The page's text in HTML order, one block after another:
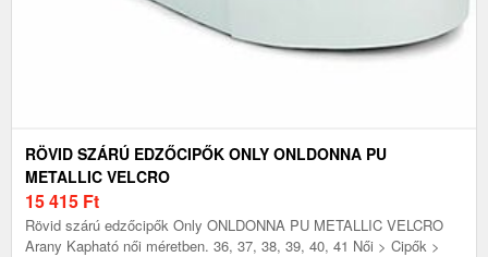
RÖVID SZÁRÚ EDZŐCIPŐK ONLY ONLDONNA PU
METALLIC VELCRO
15 415 Ft
Rövid szárú edzőcipők Only ONLDONNA PU METALLIC VELCRO
Arany Kapható női méretben. 36, 37, 38, 39, 40, 41 Női > Cipők >